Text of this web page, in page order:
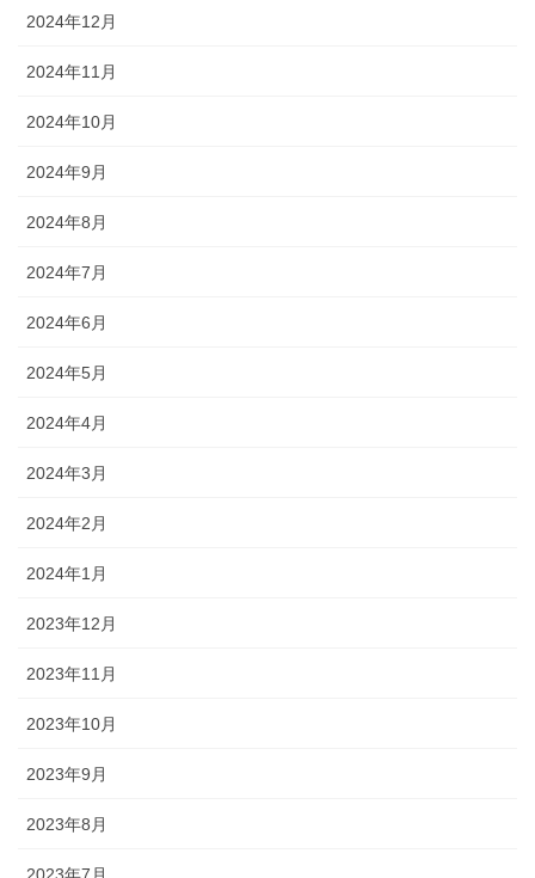
2024年12月
2024年11月
2024年10月
2024年9月
2024年8月
2024年7月
2024年6月
2024年5月
2024年4月
2024年3月
2024年2月
2024年1月
2023年12月
2023年11月
2023年10月
2023年9月
2023年8月